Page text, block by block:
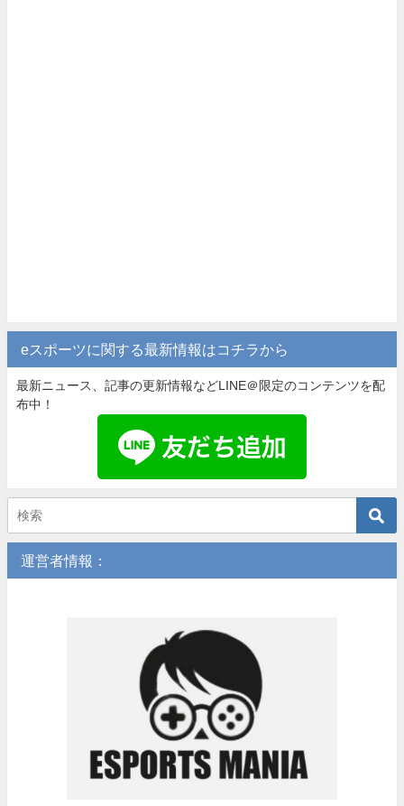
eスポーツに関する最新情報はコチラから
最新ニュース、記事の更新情報などLINE＠限定のコンテンツを配
布中！
運営者情報：